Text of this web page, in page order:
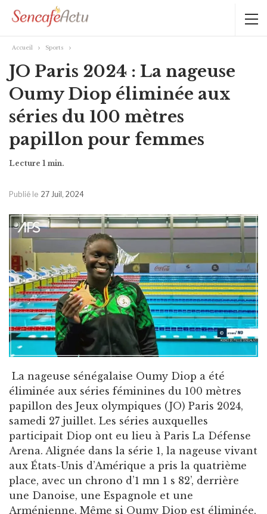
Accueil Sports
JO Paris 2024 : La nageuse
Oumy Diop éliminée aux
séries du 100 mètres
papillon pour femmes
Publié le 27 Juil, 2024
La nageuse sénégalaise Oumy Diop a été
éliminée aux séries féminines du 100 mètres
papillon des Jeux olympiques (JO) Paris 2024,
samedi 27 juillet. Les séries auxquelles
participait Diop ont eu lieu à Paris La Défense
Arena. Alignée dans la série 1, la nageuse vivant
aux États-Unis d’Amérique a pris la quatrième
place, avec un chrono d’1 mn 1 s 82’, derrière
une Danoise, une Espagnole et une
Arménienne. Même si Oumy Diop est éliminée,